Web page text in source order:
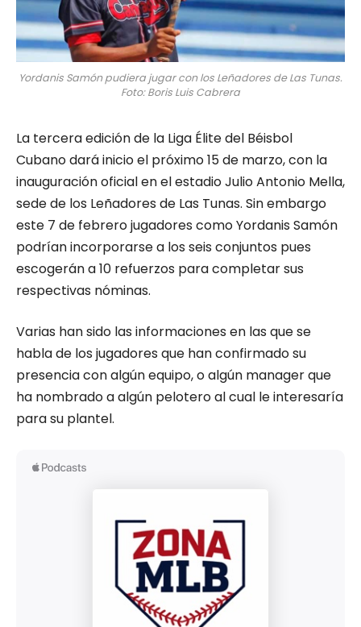
Yordanis Samón pudiera jugar con los Leñadores de Las Tunas.
Foto: Boris Luis Cabrera
La tercera edición de la Liga Élite del Béisbol
Cubano dará inicio el próximo 15 de marzo, con la
inauguración oficial en el estadio Julio Antonio Mella,
sede de los Leñadores de Las Tunas. Sin embargo
este 7 de febrero jugadores como Yordanis Samón
podrían incorporarse a los seis conjuntos pues
escogerán a 10 refuerzos para completar sus
respectivas nóminas.
Varias han sido las informaciones en las que se
habla de los jugadores que han confirmado su
presencia con algún equipo, o algún manager que
ha nombrado a algún pelotero al cual le interesaría
para su plantel.